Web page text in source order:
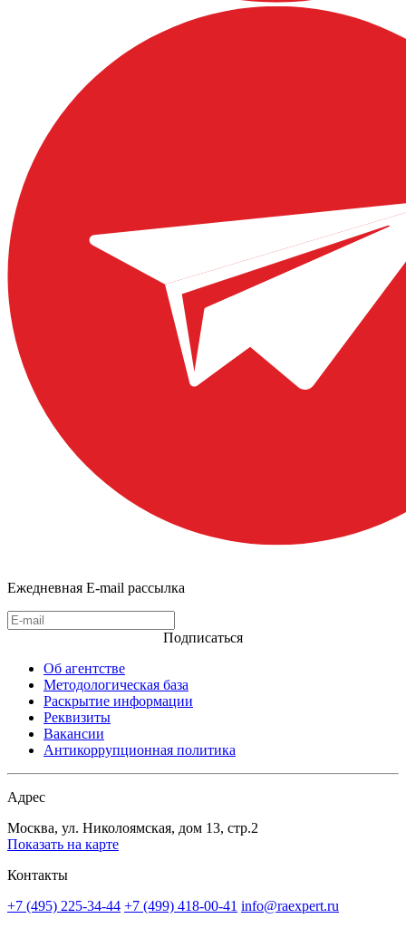
Ежедневная E-mail рассылка
Подписаться
Об агентстве
Методологическая база
Раскрытие информации
Реквизиты
Вакансии
Антикоррупционная политика
Адрес
Москва, ул. Николоямская, дом 13, стр.2
Показать на карте
Контакты
+7 (495) 225-34-44 +7 (499) 418-00-41 info@raexpert.ru